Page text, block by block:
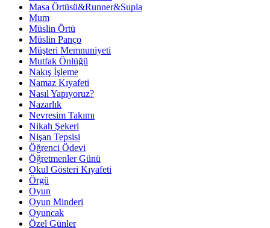
Masa Örtüsü&Runner&Supla
Mum
Müslin Örtü
Müslin Panço
Müşteri Memnuniyeti
Mutfak Önlüğü
Nakış İşleme
Namaz Kıyafeti
Nasıl Yapıyoruz?
Nazarlık
Nevresim Takımı
Nikah Şekeri
Nişan Tepsisi
Öğrenci Ödevi
Öğretmenler Günü
Okul Gösteri Kıyafeti
Örgü
Oyun
Oyun Minderi
Oyuncak
Özel Günler